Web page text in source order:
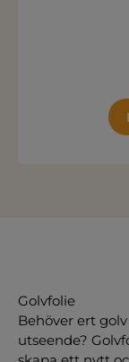
Golvfolie
Behöver ert
utseende?